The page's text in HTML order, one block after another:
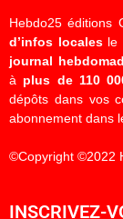
Hebdo25 éditions
d’infos localesle
journal
à plus de 110
dépôts dans vos
abonnement dans
©Copyright ©2022
INSCRIVEZ-